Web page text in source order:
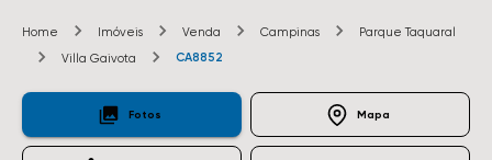
Home Imóveis Venda Campinas
Parque Taquaral
Villa Gaivota
CA8852
Fotos Mapa